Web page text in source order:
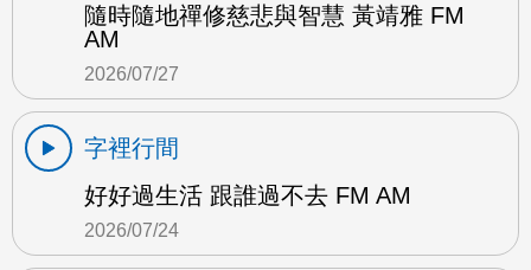
隨時隨地禪修慈悲與智慧 黃靖雅 FM
AM
2026/07/27
字裡行間
好好過生活 跟誰過不去 FM AM
2026/07/24